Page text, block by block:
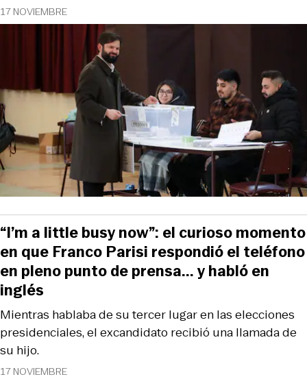
17 NOVIEMBRE
17 NOVIEMBRE
Mientras hablaba de su tercer lugar en las elecciones
presidenciales, el excandidato recibió una llamada de
su hijo.
“I’m a little busy now”: el curioso momento
en que Franco Parisi respondió el teléfono
en pleno punto de prensa... y habló en
inglés